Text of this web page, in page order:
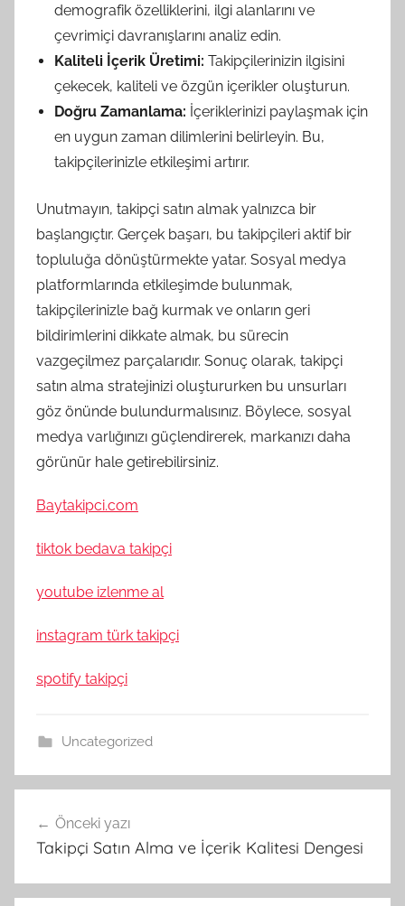
demografik özelliklerini, ilgi alanlarını ve
çevrimiçi davranışlarını analiz edin.
Kaliteli İçerik Üretimi: Takipçilerinizin ilgisini
çekecek, kaliteli ve özgün içerikler oluşturun.
Doğru Zamanlama: İçeriklerinizi paylaşmak için
en uygun zaman dilimlerini belirleyin. Bu,
takipçilerinizle etkileşimi artırır.
Unutmayın, takipçi satın almak yalnızca bir
başlangıçtır. Gerçek başarı, bu takipçileri aktif bir
topluluğa dönüştürmekte yatar. Sosyal medya
platformlarında etkileşimde bulunmak,
takipçilerinizle bağ kurmak ve onların geri
bildirimlerini dikkate almak, bu sürecin
vazgeçilmez parçalarıdır. Sonuç olarak, takipçi
satın alma stratejinizi oluştururken bu unsurları
göz önünde bulundurmalısınız. Böylece, sosyal
medya varlığınızı güçlendirerek, markanızı daha
görünür hale getirebilirsiniz.
Baytakipci.com
tiktok bedava takipçi
youtube izlenme al
instagram türk takipçi
spotify takipçi
Uncategorized
gezinmesi
Önceki yazı
Takipçi Satın Alma ve İçerik Kalitesi Dengesi